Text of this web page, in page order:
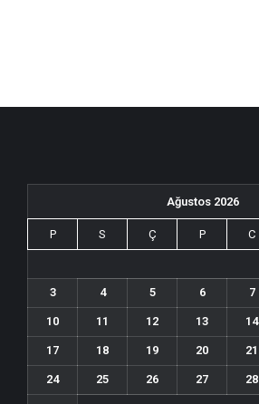
Ağustos 2026
P S Ç P C
3 4 5 6 7
10 11 12 13 14
17 18 19 20 21
24 25 26 27 28